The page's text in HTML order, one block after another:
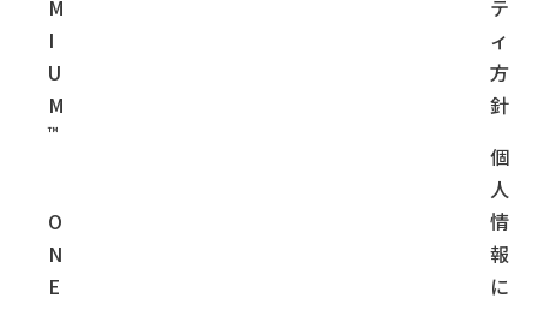
M
I
U
M
™
O
N
E
テ
ィ
方
針
個
人
情
報
に